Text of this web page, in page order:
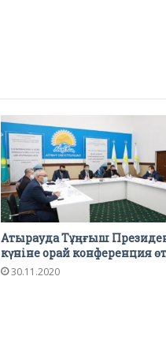
Атырауда Тұңғыш
күніне орай конференция
30.11.2020